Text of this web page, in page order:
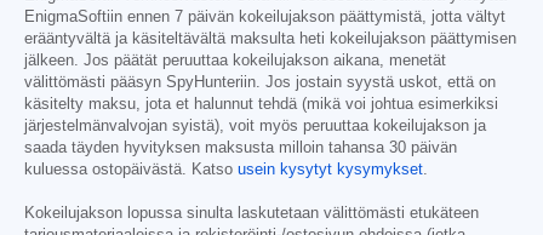
EnigmaSoftiin ennen 7 päivän kokeilujakson päättymistä, jotta vältyt
erääntyvältä ja käsiteltävältä maksulta heti kokeilujakson päättymisen
jälkeen. Jos päätät peruuttaa kokeilujakson aikana, menetät
välittömästi pääsyn SpyHunteriin. Jos jostain syystä uskot, että on
käsitelty maksu, jota et halunnut tehdä (mikä voi johtua esimerkiksi
järjestelmänvalvojan syistä), voit myös peruuttaa kokeilujakson ja
saada täyden hyvityksen maksusta milloin tahansa 30 päivän
kuluessa ostopäivästä. Katso usein kysytyt kysymykset.
Kokeilujakson lopussa sinulta laskutetaan välittömästi etukäteen